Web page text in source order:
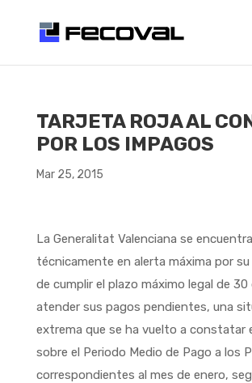
TARJETA ROJA AL
POR LOS IMPAGOS
Mar 25, 2015
La Generalitat Valenciana se encuentra
técnicamente en alerta máxima por
de cumplir el plazo máximo legal de 30
atender sus pagos pendientes, una
extrema que se ha vuelto a constatar
sobre el Periodo Medio de Pago a los
correspondientes al mes de enero,